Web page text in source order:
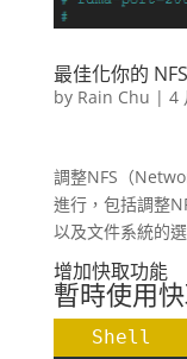
最佳化你的
by Rain Chu | 4
調整NFS（
進行，包括調整
以及文件系統的選
增加快取功能
暫時使用
Shell